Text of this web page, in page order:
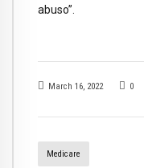
March 16, 2022 0
Medicare
abuso”.